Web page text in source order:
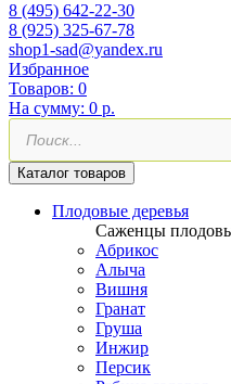
8 (495) 642-22-30
8 (925) 325-67-78
shop1-sad@yandex.ru
Избранное
Товаров: 0
На сумму: 0 р.
Поиск
товаров
Каталог товаров
Плодовые деревья
Саженцы
Абрикос
Алыча
Вишня
Гранат
Груша
Инжир
Персик